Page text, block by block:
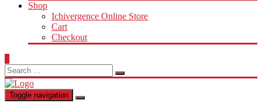
Shop
Ichivergence Online Store
Cart
Checkout
Search
for:
Toggle navigation